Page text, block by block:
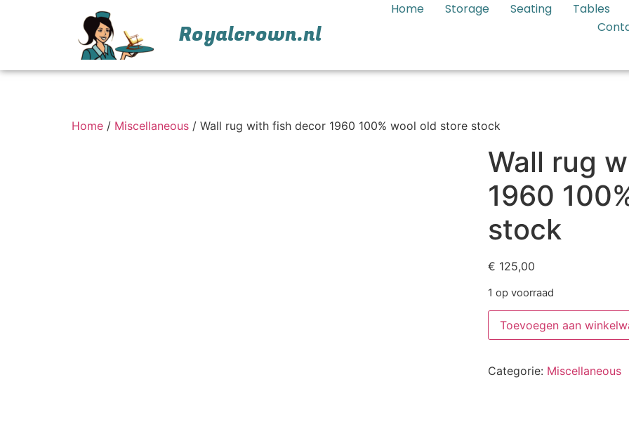
Royalcrown.nl
Home Storage Seating
Tables
Home / Miscellaneous / Wall rug with fish decor 1960 100% wool old store stock
Wall rug
1960
stock
€ 125,00
1 op voorraad
Toevoegen aan
Categorie: Miscellaneous